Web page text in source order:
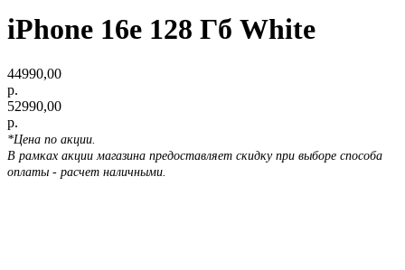
iPhone 16e 128 Гб White
44990,00
р.
52990,00
р.
*Цена по акции.
В рамках акции магазина предоставляет скидку при выборе способа
оплаты - расчет наличными.